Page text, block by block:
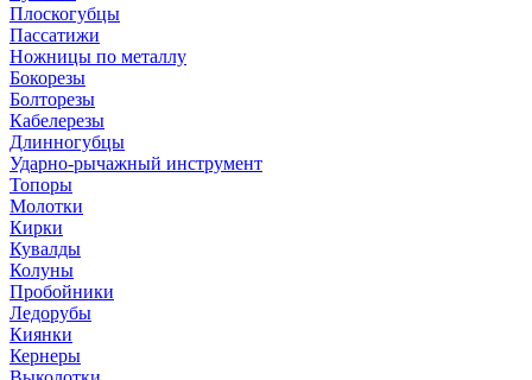
Плоскогубцы
Пассатижи
Ножницы по металлу
Бокорезы
Болторезы
Кабелерезы
Длинногубцы
Ударно-рычажный инструмент
Топоры
Молотки
Кирки
Кувалды
Колуны
Пробойники
Ледорубы
Киянки
Кернеры